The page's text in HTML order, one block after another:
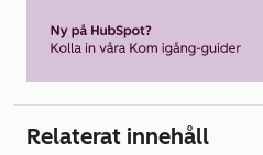
Relaterat innehåll